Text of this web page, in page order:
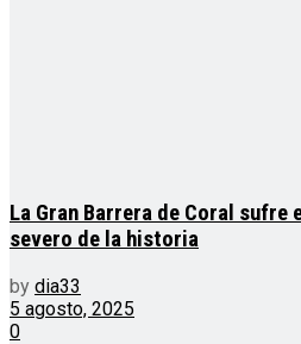
La Gran Barrera de Coral sufre
severo de la historia
by dia33
5 agosto, 2025
0